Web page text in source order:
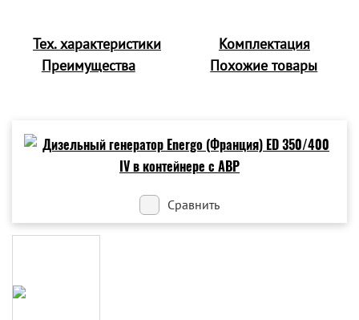
Тех. характеристики
Комплектация
Преимущества
Похожие товары
Сравнить